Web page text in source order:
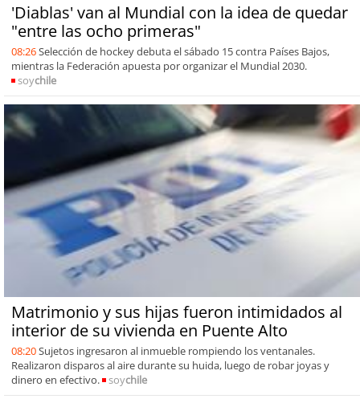
'Diablas' van al Mundial con la idea de quedar
"entre las ocho primeras"
08:26Selección de hockey debuta el sábado 15 contra Países Bajos,
mientras la Federación apuesta por organizar el Mundial 2030.
soychile
Matrimonio y sus hijas fueron intimidados al
interior de su vivienda en Puente Alto
08:20Sujetos ingresaron al inmueble rompiendo los ventanales.
Realizaron disparos al aire durante su huida, luego de robar joyas y
dinero en efectivo.
soychile